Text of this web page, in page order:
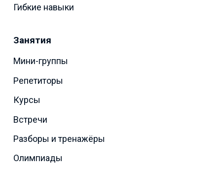
Гибкие навыки
Занятия
Мини-группы
Репетиторы
Курсы
Встречи
Разборы и тренажёры
Олимпиады